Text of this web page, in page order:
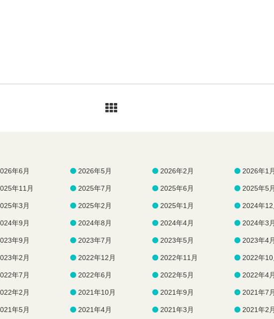
年6月 2026年5月 2026年2月 2026年1月
年11月 2025年7月 2025年6月 2025年5月
年3月 2025年2月 2025年1月 2024年12
年9月 2024年8月 2024年4月 2024年3月
年9月 2023年7月 2023年5月 2023年4月
年2月 2022年12月 2022年11月 2022年10
年7月 2022年6月 2022年5月 2022年4月
年2月 2021年10月 2021年9月 2021年7月
年5月 2021年4月 2021年3月 2021年2月